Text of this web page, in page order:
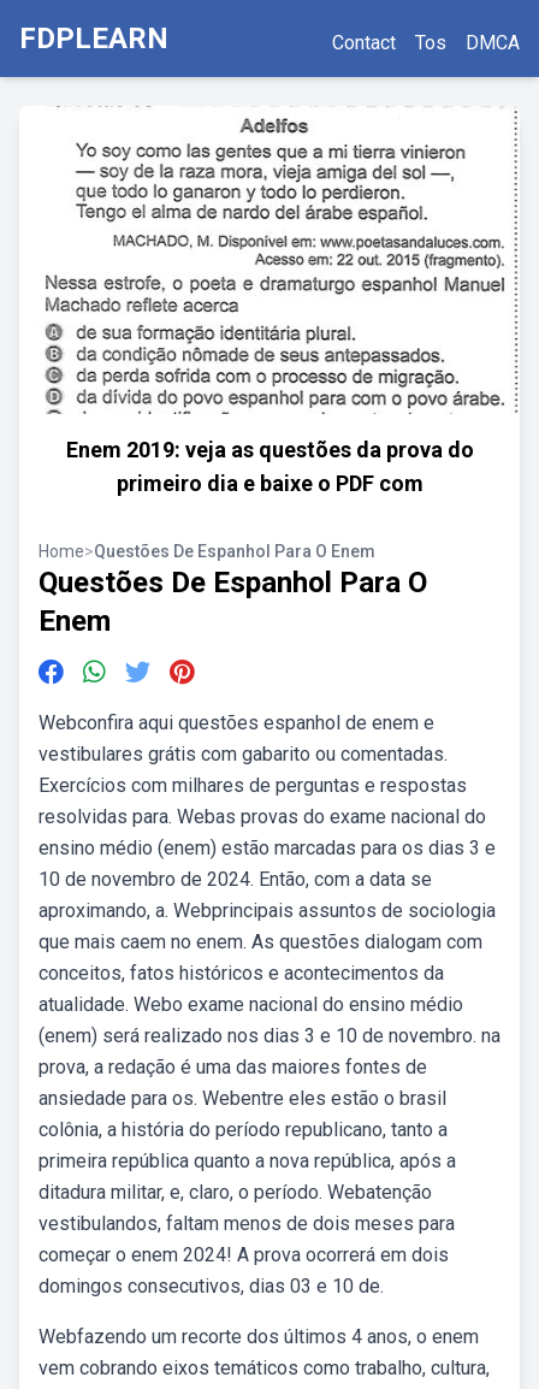
FDPLEARN Contact Tos DMCA
Enem 2019: veja as questões da prova do
primeiro dia e baixe o PDF com
Home>Questões De Espanhol Para O Enem
Questões De Espanhol Para O
Enem
Webconfira aqui questões espanhol de enem e
vestibulares grátis com gabarito ou comentadas.
Exercícios com milhares de perguntas e respostas
resolvidas para. Webas provas do exame nacional do
ensino médio (enem) estão marcadas para os dias 3 e
10 de novembro de 2024. Então, com a data se
aproximando, a. Webprincipais assuntos de sociologia
que mais caem no enem. As questões dialogam com
conceitos, fatos históricos e acontecimentos da
atualidade. Webo exame nacional do ensino médio
(enem) será realizado nos dias 3 e 10 de novembro. na
prova, a redação é uma das maiores fontes de
ansiedade para os. Webentre eles estão o brasil
colônia, a história do período republicano, tanto a
primeira república quanto a nova república, após a
ditadura militar, e, claro, o período. Webatenção
vestibulandos, faltam menos de dois meses para
começar o enem 2024! A prova ocorrerá em dois
domingos consecutivos, dias 03 e 10 de.
Webfazendo um recorte dos últimos 4 anos, o enem
vem cobrando eixos temáticos como trabalho, cultura,